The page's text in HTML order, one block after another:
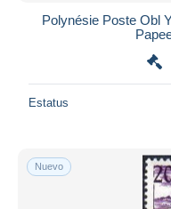
Polynésie Poste Obl
Estatus
Nuevo